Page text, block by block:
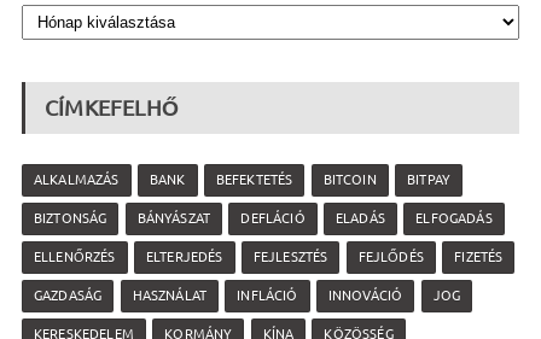
CÍMKEFELHŐ
ALKALMAZÁS BANK BEFEKTETÉS BITCOIN BITPAY
BIZTONSÁG BÁNYÁSZAT DEFLÁCIÓ ELADÁS ELFOGADÁS
ELLENŐRZÉS ELTERJEDÉS FEJLESZTÉS FEJLŐDÉS FIZETÉS
GAZDASÁG HASZNÁLAT INFLÁCIÓ INNOVÁCIÓ JOG
KERESKEDELEM KORMÁNY KÍNA KÖZÖSSÉG